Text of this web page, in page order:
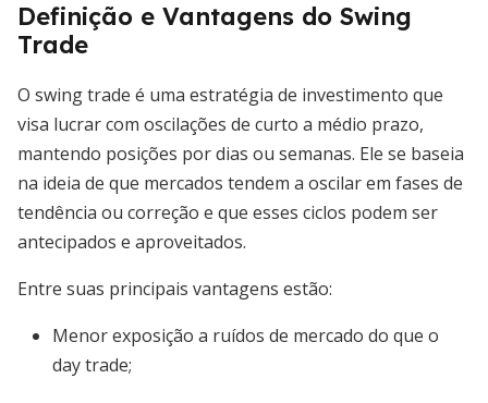
Definição e Vantagens do Swing
Trade
O swing trade é uma estratégia de investimento que
visa lucrar com oscilações de curto a médio prazo,
mantendo posições por dias ou semanas. Ele se baseia
na ideia de que mercados tendem a oscilar em fases de
tendência ou correção e que esses ciclos podem ser
antecipados e aproveitados.
Entre suas principais vantagens estão:
Menor exposição a ruídos de mercado do que o
day trade;